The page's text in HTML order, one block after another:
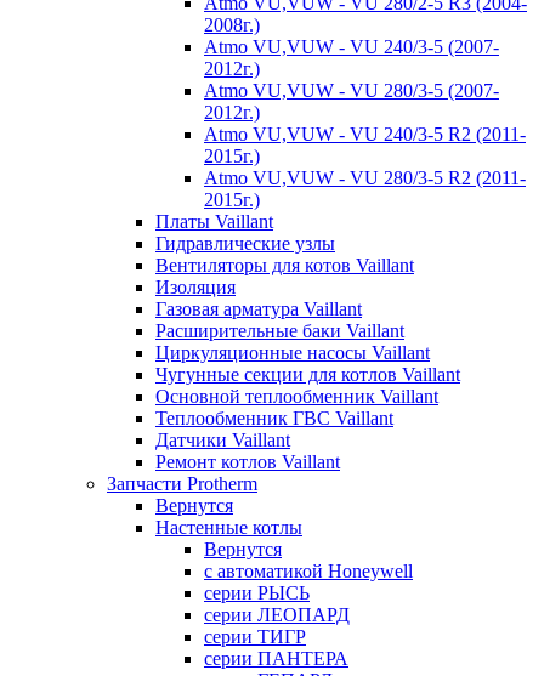
2008г.)
Atmo VU,VUW - VU 240/3-5 (2007-
2012г.)
Atmo VU,VUW - VU 280/3-5 (2007-
2012г.)
Atmo VU,VUW - VU 240/3-5 R2 (2011-
2015г.)
Atmo VU,VUW - VU 280/3-5 R2 (2011-
2015г.)
Платы Vaillant
Гидравлические узлы
Вентиляторы для котов Vaillant
Изоляция
Газовая арматура Vaillant
Расширительные баки Vaillant
Циркуляционные насосы Vaillant
Чугунные секции для котлов Vaillant
Основной теплообменник Vaillant
Теплообменник ГВС Vaillant
Датчики Vaillant
Ремонт котлов Vaillant
Запчасти Protherm
Вернутся
Настенные котлы
Вернутся
с автоматикой Honeywell
серии РЫСЬ
серии ЛЕОПАРД
серии ТИГР
серии ПАНТЕРА